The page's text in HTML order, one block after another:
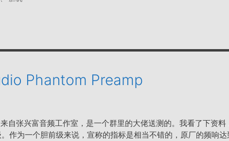
Phantom Preamp
自张兴富音频工作室，是一个群里的大佬送测的。我看了下资
作为一个胆前级来说，宣称的指标是相当不错的，原厂的频响